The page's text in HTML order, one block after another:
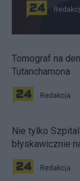
Tomograf na
Tutanchamona
Redakcja
Nie tylko Szpital
błyskawicznie
Redakcja